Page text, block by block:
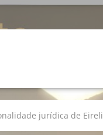
jurídica de